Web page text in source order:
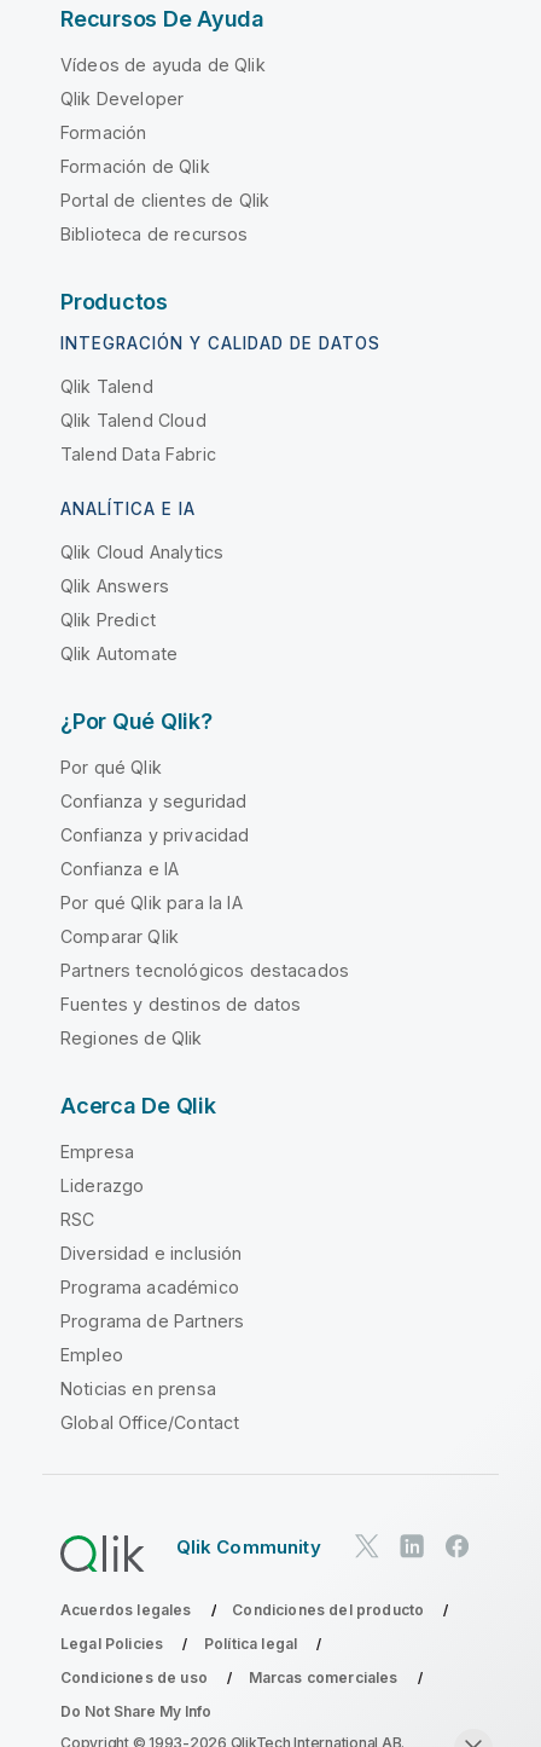
Recursos De Ayuda
Vídeos de ayuda de Qlik
Qlik Developer
Formación
Formación de Qlik
Portal de clientes de Qlik
Biblioteca de recursos
Productos
INTEGRACIÓN Y CALIDAD DE DATOS
Qlik Talend
Qlik Talend Cloud
Talend Data Fabric
ANALÍTICA E IA
Qlik Cloud Analytics
Qlik Answers
Qlik Predict
Qlik Automate
¿Por Qué Qlik?
Por qué Qlik
Confianza y seguridad
Confianza y privacidad
Confianza e IA
Por qué Qlik para la IA
Comparar Qlik
Partners tecnológicos destacados
Fuentes y destinos de datos
Regiones de Qlik
Acerca De Qlik
Empresa
Liderazgo
RSC
Diversidad e inclusión
Programa académico
Programa de Partners
Empleo
Noticias en prensa
Global Office/Contact
Qlik Community
Acuerdos legales
Condiciones del producto
Legal Policies
Política legal
Condiciones de uso
Marcas comerciales
Do Not Share My Info
Copyright © 1993-2026 QlikTech International AB.